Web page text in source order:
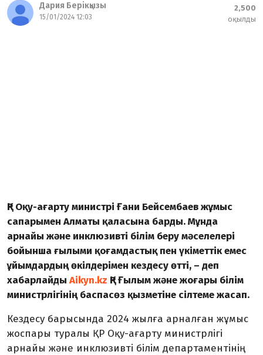
Дария Берікқызы
15/01/2024 12:03
2,500
оқылды
ҚР Оқу-ағарту министрі Ғани Бейсембаев жұмыс
сапарымен Алматы қаласына барды. Мұнда
арнайы және инклюзивті білім беру мәселелері
бойынша ғылыми қоғамдастық пен үкіметтік емес
ұйымдардың өкілдерімен кездесу өтті, – деп
хабарлайды Aikyn.kz ҚР Ғылым және жоғары білім
министрлігінің баспасөз қызметіне сілтеме жасап.
Кездесу барысында 2024 жылға арналған жұмыс
жоспары туралы ҚР Оқу-ағарту министрлігі
арнайы және инклюзивті білім департаментінің